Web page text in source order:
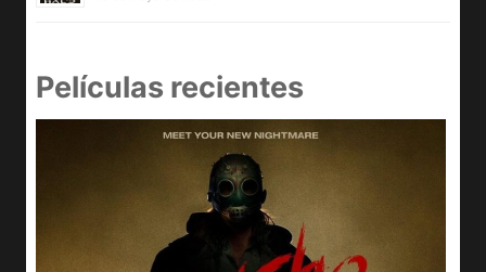
Películas recientes